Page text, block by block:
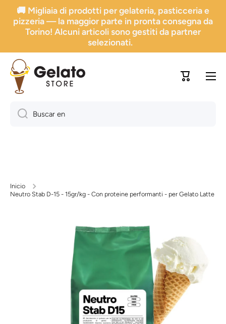
Ir directamente al contenido
🚚 Migliaia di prodotti per gelateria, pasticceria e
pizzeria — la maggior parte in pronta consegna da
Torino! Alcuni articoli sono gestiti da partner
selezionati.
Carrito
Buscar en
Inicio
Neutro Stab D-15 - 15gr/kg - Con proteine performanti - per Gelato Latte